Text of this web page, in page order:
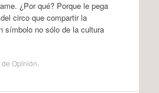
¿Por qué? Porque le pega
circo que compartir la
símbolo no sólo de la cultura
de Opinión